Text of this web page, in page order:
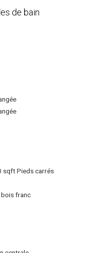
de bain
sqft Pieds carrés
bois franc